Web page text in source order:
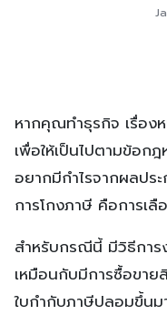
หากคุณทำธุรกิจ เรื่อง
เพื่อให้เป็นไปตามข้อก
อยากมีกำไรจากผลปร
การโกงภาษี คือการเ
สำหรับกรณีนี้ มีวิธีการ
เหมือนกับมีการซื้อขา
ใบกำกับภาษีปลอมขึ้นม